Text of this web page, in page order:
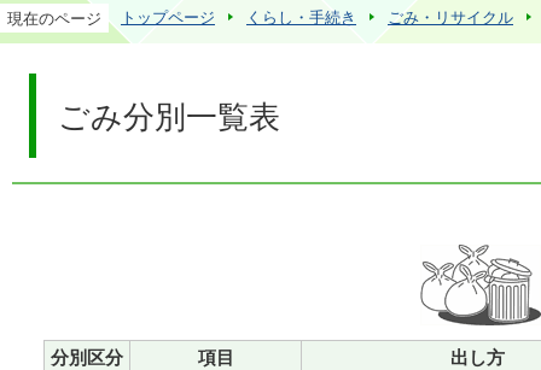
現在のページ トップページ くらし・手続き ごみ・リサイクル
ごみ分別一覧表
分別区分 項目 出し方